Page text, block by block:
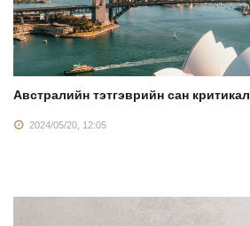
Австралийн тэтгэврийн сан критикал
2024/05/20, 12:05